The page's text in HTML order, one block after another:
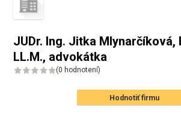
JUDr. Ing. Jitka Mlynarčíková,
LL.M., advokátka
(0 hodnotení)
Hodnotiť firmu